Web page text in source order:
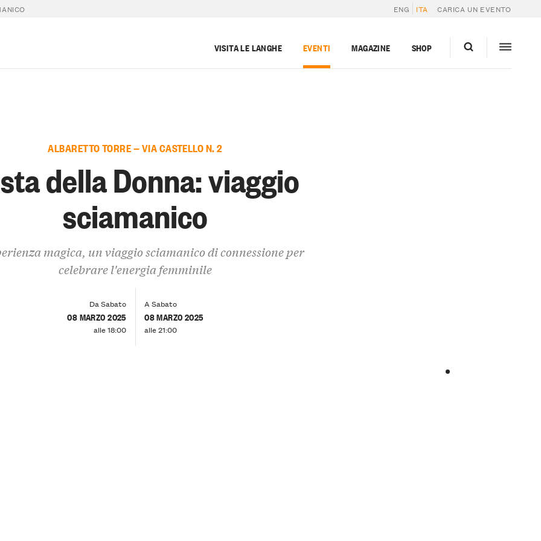
ENG ITA CARICA UN EVENTO
VISITA LE LANGHE EVENTI MAGAZINE SHOP
ALBARETTO TORRE — VIA CASTELLO N. 2
della Donna: viaggio
sciamanico
magica, un viaggio sciamanico di connessione per
celebrare l'energia femminile
Da Sabato
08 MARZO 2025
alle 18:00
A Sabato
08 MARZO 2025
alle 21:00